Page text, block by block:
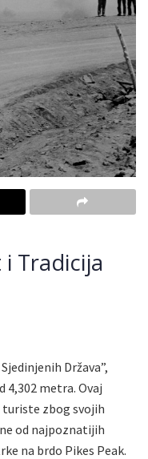
i Tradicija
Država”,
4,302 metra. Ovaj
turiste zbog svojih
od najpoznatijih
na brdo Pikes Peak.